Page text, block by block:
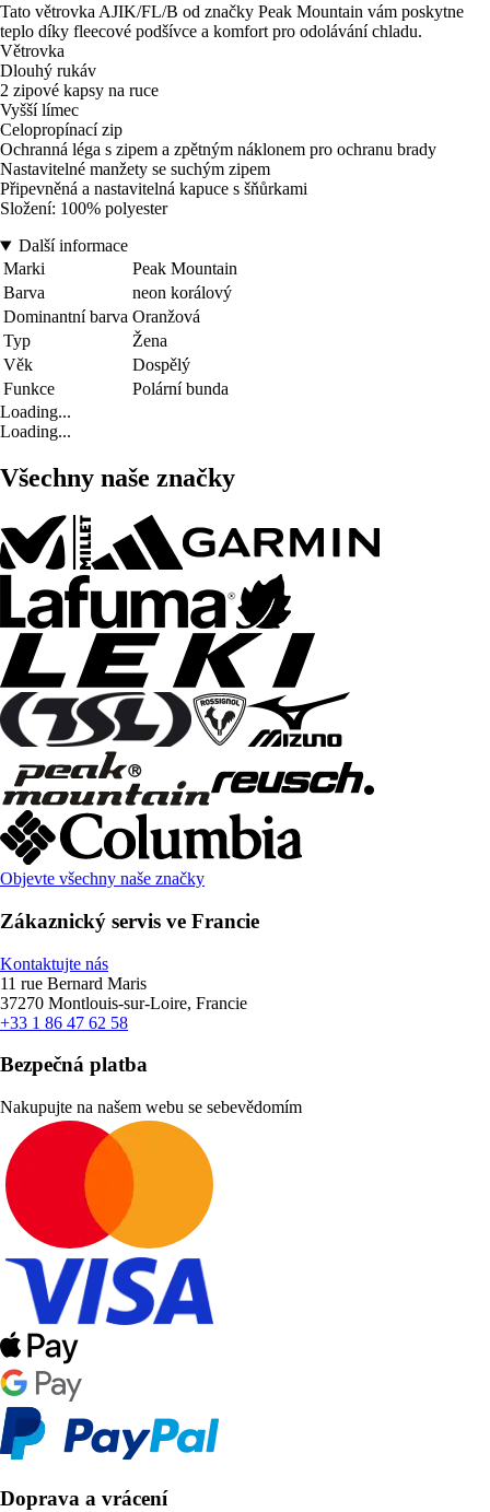
Tato větrovka AJIK/FL/B od značky Peak Mountain vám poskytne
teplo díky fleecové podšívce a komfort pro odolávání chladu.
Větrovka
Dlouhý rukáv
2 zipové kapsy na ruce
Vyšší límec
Celopropínací zip
Ochranná léga s zipem a zpětným náklonem pro ochranu brady
Nastavitelné manžety se suchým zipem
Připevněná a nastavitelná kapuce s šňůrkami
Složení: 100% polyester
Další informace
Marki
Peak Mountain
Barva
neon korálový
Dominantní barva Oranžová
Typ
Žena
Věk
Dospělý
Funkce
Polární bunda
Loading...
Loading...
Všechny naše značky
Objevte všechny naše značky
Zákaznický servis ve Francie
Kontaktujte nás
11 rue Bernard Maris
37270 Montlouis-sur-Loire, Francie
+33 1 86 47 62 58
Bezpečná platba
Nakupujte na našem webu se sebevědomím
Doprava a vrácení